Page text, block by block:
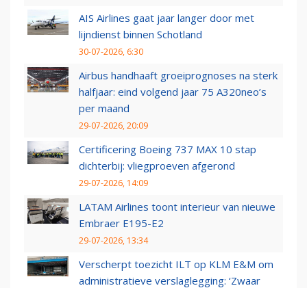
AIS Airlines gaat jaar langer door met
lijndienst binnen Schotland
30-07-2026, 6:30
Airbus handhaaft groeiprognoses na sterk
halfjaar: eind volgend jaar 75 A320neo’s
per maand
29-07-2026, 20:09
Certificering Boeing 737 MAX 10 stap
dichterbij: vliegproeven afgerond
29-07-2026, 14:09
LATAM Airlines toont interieur van nieuwe
Embraer E195-E2
29-07-2026, 13:34
Verscherpt toezicht ILT op KLM E&M om
administratieve verslaglegging: ‘Zwaar